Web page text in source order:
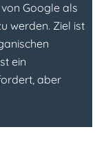
Google als
werden. Ziel ist
ein
aber